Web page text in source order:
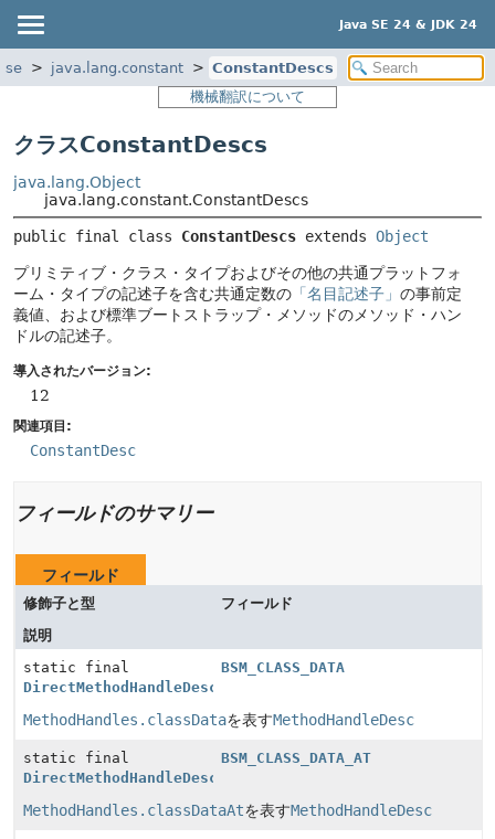
Java SE 24 & JDK 24
java.lang.constant
ConstantDescs
機械翻訳について
クラスConstantDescs
java.lang.Object
java.lang.constant.ConstantDescs
public final class ConstantDescs extends Object
プリミティブ・クラス・タイプおよびその他の共通プラットフォ
ーム・タイプの記述子を含む共通定数の 「名目記述子」 の事前定
義値、および標準ブートストラップ・メソッドのメソッド・ハン
ドルの記述子。
導入されたバージョン:
12
関連項目:
ConstantDesc
フィールドのサマリー
フィールド
修飾子と型
フィールド
説明
static final
DirectMethodHandleDesc
BSM_CLASS_DATA
MethodHandles.classDataを表すMethodHandleDesc
static final
DirectMethodHandleDesc
BSM_CLASS_DATA_AT
MethodHandles.classDataAtを表すMethodHandleDesc